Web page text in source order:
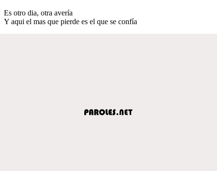
Es otro dia, otra avería
Y aqui el mas que pierde es el que se confía